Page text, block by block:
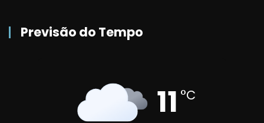
Previsão do Tempo
11 °C